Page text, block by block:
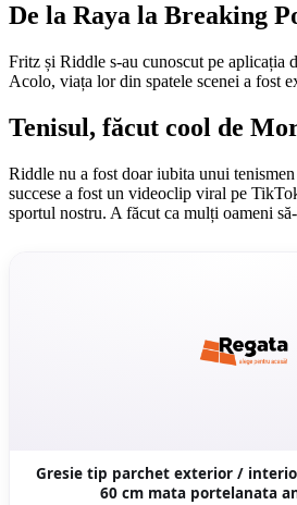
De la Raya la Breaking
Fritz și Riddle s-au cunoscut pe aplicația
Acolo, viața lor din spatele scenei a fost
Tenisul, făcut cool de
Riddle nu a fost doar iubita unui
succese a fost un videoclip viral pe
sportul nostru. A făcut ca mulți oameni
Gresie tip parchet exterior / interior
60